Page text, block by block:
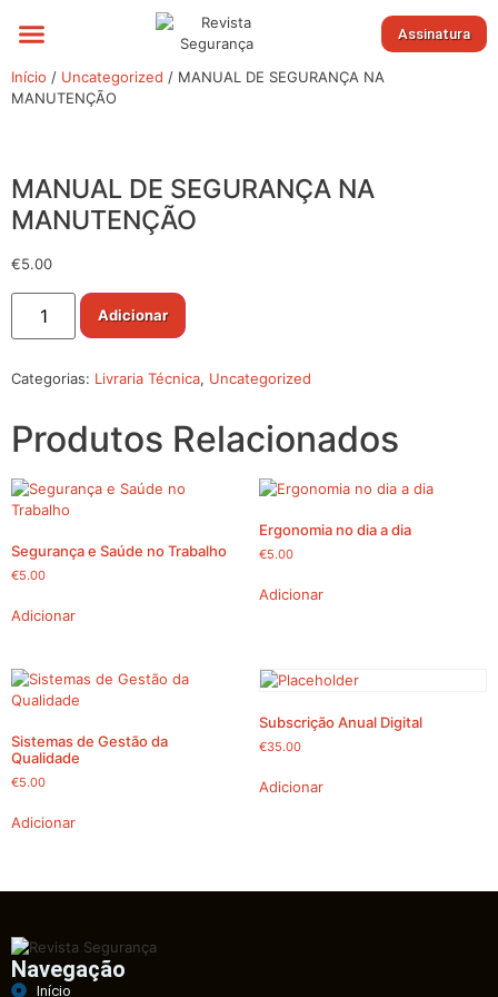
Assinatura
Início / Uncategorized / MANUAL DE SEGURANÇA NA
MANUTENÇÃO
MANUAL DE SEGURANÇA NA
MANUTENÇÃO
€5.00
Adicionar
Categorias: Livraria Técnica, Uncategorized
Produtos Relacionados
Segurança e Saúde no Trabalho
€5.00
Adicionar
Ergonomia no dia a dia
€5.00
Adicionar
Sistemas de Gestão da
Qualidade
€5.00
Adicionar
Subscrição Anual Digital
€35.00
Adicionar
Navegação
Início